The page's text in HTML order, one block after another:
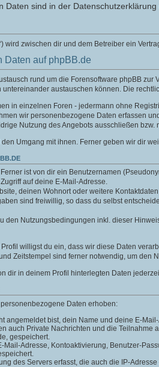
sind in der Datenschutzerklärung
wird zwischen dir und dem Betreiber ein
Daten auf phpBB.de
rund um die Forensoftware phpBB
austauschen können. Die
in einzelnen Foren - jedermann ohne
wir personenbezogene Daten erfassen
Nutzung des Angebots ausschließen bzw.
Umgang mit ihnen. Ferner geben wir dir
ist von dir ein Benutzernamen
auf deine E-Mail-Adresse.
deinen Wohnort oder weitere
sind freiwillig, so dass du selbst
den Nutzungsbedingungen inkl. dieser
willigst du ein, dass wir diese Daten
Zeitstempel sind ferner notwendig, um den
dir in deinem Profil hinterlegten Daten
Daten erhoben:
angemeldet bist, dein Name und deine E-
auch Private Nachrichten und die
gespeichert.
Adresse, Kontoaktivierung, Benutzer-
des Servers erfasst, die auch die IP-Adresse